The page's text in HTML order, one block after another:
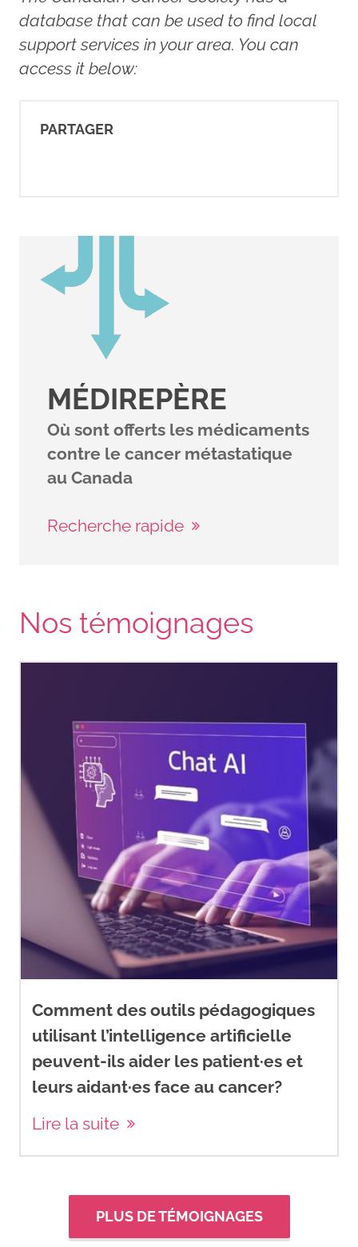
Lee, V. (2023). Talking to your
family and friends about breast
cancer. Breastcancer.org.
life/talking-to-family-friends
database that can be used to find local
support services in your area. You can
access it below:
PARTAGER
MÉDIREPÈRE
Où sont offerts les médicaments
contre le cancer métastatique
au Canada
Recherche rapide
Nos témoignages
Comment des outils pédagogiques
utilisant l’intelligence artificielle
peuvent-ils aider les patient·es et
leurs aidant·es face au cancer?
Lire la suite
PLUS DE TÉMOIGNAGES